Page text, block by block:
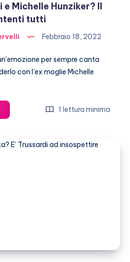
Michelle Hunziker? Il
tutti
Febbraio 18, 2022
per sempre canta
con l’ex moglie Michelle
1 lettura minima